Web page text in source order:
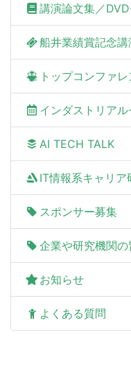
講演論文集／
船井業績賞記念講
トップコンファ
インダストリア
AI TECH TALK
IT情報系キャリア
スポンサー募集
企業や研究機関の
お知らせ
よくある質問